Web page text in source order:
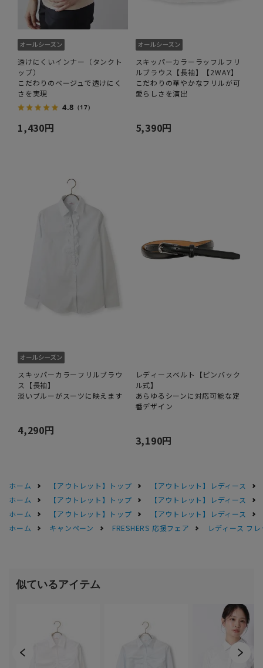
透けにくいインナー（タンクト
ップ）
こだわりのベージュで透けにく
さを実現
4.8 （17）
1,430円
スキッパーカラーラッフルフリ
ルブラウス【長袖】【2WAY】
こだわりの華やかなフリルが可
愛らしさを演出
5,390円
スキッパーカラーフリルブラウ
ス【長袖】
淡いブルーがスーツに映えます
4,290円
レディースベルト【ピンバック
ル式】
あらゆるシーンに対応可能な定
番デザイン
3,190円
ホーム 【アウトレット】トップ
【アウトレット】レディース
ホーム
【アウトレット】トップ
【アウトレット】レディース
ホーム
【アウトレット】トップ
【アウトレット】レディース
ホーム
キャンペーン FRESHERS 応援フェア レディース フ